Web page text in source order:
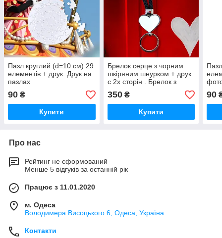
Пазл круглий (d=10 см) 29
елементів + друк. Друк на
пазлах
90 ₴
Купити
Брелок серце з чорним
шкіряним шнурком + друк
с 2х сторін . Брелок з
фото
350₴
Купити
90
Про нас
Рейтинг не сформований
Менше 5 відгуків за останній рік
Працює з 11.01.2020
м. Одеса
Володимера Висоцького 6, Одеса, Україна
Контакти